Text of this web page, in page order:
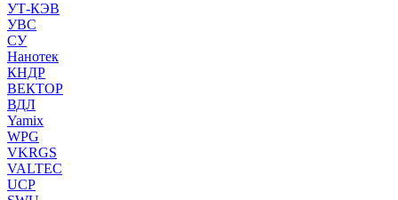
УТ-КЭВ
УВС
СУ
Нанотек
КНДР
ВЕКТОР
ВДЛ
Yamix
WPG
VKRGS
VALTEC
UCP